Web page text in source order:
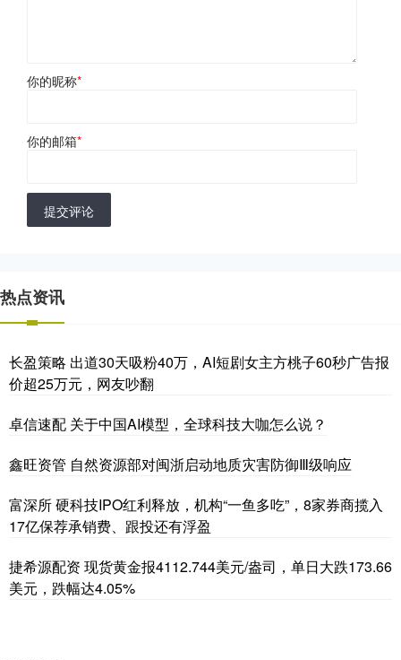
你的昵称*
你的邮箱*
提交评论
热点资讯
长盈策略 出道30天吸粉40万，AI短剧女主方桃子60秒广告报
价超25万元，网友吵翻
卓信速配 关于中国AI模型，全球科技大咖怎么说？
鑫旺资管 自然资源部对闽浙启动地质灾害防御Ⅲ级响应
富深所 硬科技IPO红利释放，机构“一鱼多吃”，8家券商揽入
17亿保荐承销费、跟投还有浮盈
捷希源配资 现货黄金报4112.744美元/盎司，单日大跌173.66
美元，跌幅达4.05%